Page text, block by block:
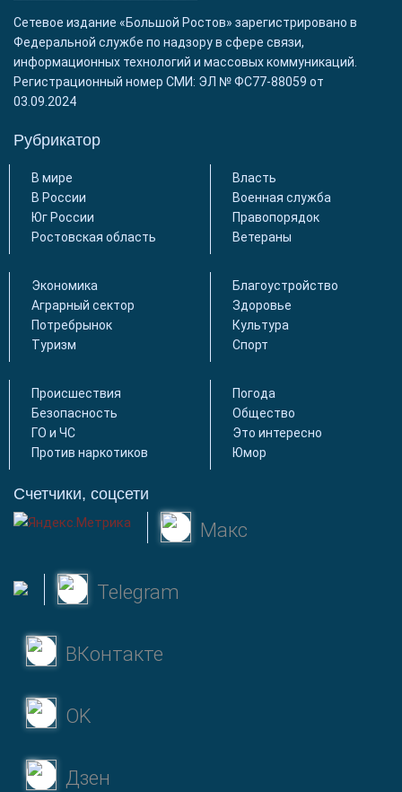
Сетевое издание «Большой Ростов» зарегистрировано в
Федеральной службе по надзору в сфере связи,
информационных технологий и массовых коммуникаций.
Регистрационный номер СМИ: ЭЛ № ФС77-88059 от
03.09.2024
Рубрикатор
В мире
В России
Юг России
Ростовская область
Власть
Военная служба
Правопорядок
Ветераны
Экономика
Аграрный сектор
Потребрынок
Туризм
Благоустройство
Здоровье
Культура
Спорт
Происшествия
Безопасность
ГО и ЧС
Против наркотиков
Погода
Общество
Это интересно
Юмор
Счетчики, соцсети
Макс
Telegram
ВКонтакте
OK
Дзен